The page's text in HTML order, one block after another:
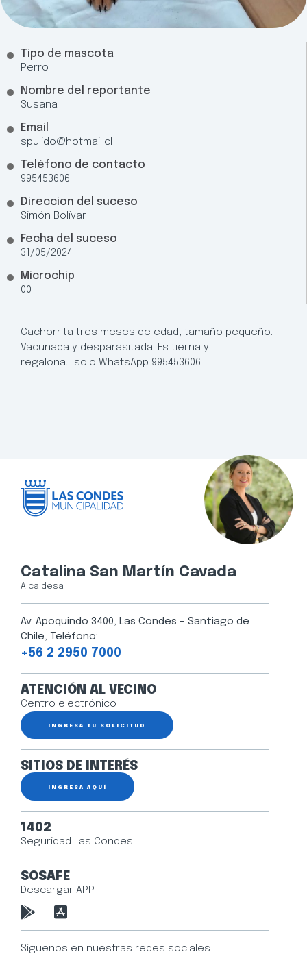
Tipo de mascota
Perro
Nombre del reportante
Susana
Email
spulido@hotmail.cl
Teléfono de contacto
995453606
Direccion del suceso
Simón Bolívar
Fecha del suceso
31/05/2024
Microchip
00
Cachorrita tres meses de edad, tamaño pequeño.
Vacunada y desparasitada. Es tierna y
regalona….solo WhatsApp 995453606
Catalina San Martín Cavada
Alcaldesa
Av. Apoquindo 3400, Las Condes – Santiago de
Chile, Teléfono:
+56 2 2950 7000
ATENCIÓN AL VECINO
Centro electrónico
INGRESA TU SOLICITUD
SITIOS DE INTERÉS
INGRESA AQUÍ
1402
Seguridad Las Condes
SOSAFE
Descargar APP
Síguenos en nuestras redes sociales